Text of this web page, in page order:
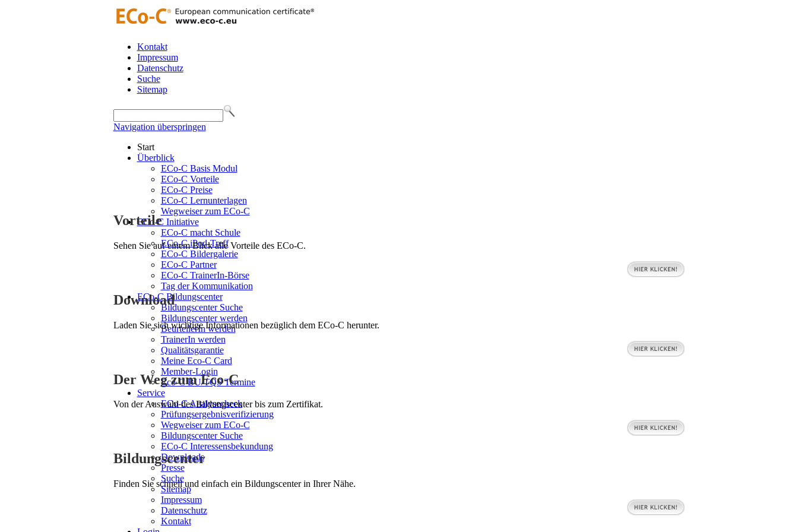
Kontakt
Impressum
Datenschutz
Suche
Sitemap
Navigation überspringen
Start
Überblick
ECo-C Basis Modul
ECo-C Vorteile
ECo-C Preise
ECo-C Lernunterlagen
Wegweiser zum ECo-C
ECo-C Initiative
ECo-C macht Schule
ECo-C iPod-Treff
ECo-C Bildergalerie
ECo-C Partner
ECo-C TrainerIn-Börse
Tag der Kommunikation
ECo-C Bildungscenter
Bildungscenter Suche
Bildungscenter werden
BeurteilerIn werden
TrainerIn werden
Qualitätsgarantie
Meine Eco-C Card
Member-Login
Eco-C BU/TQS Termine
Service
ECo-C Analysecheck
Prüfungsergebnisverifizierung
Wegweiser zum ECo-C
Bildungscenter Suche
ECo-C Interessensbekundung
Downloads
Presse
Suche
Sitemap
Impressum
Datenschutz
Kontakt
Vorteile
Sehen Sie auf einem Blick alle Vorteile des ECo-C.
Download
Laden Sie sich wichtige Informationen bezüglich dem ECo-C herunter.
Der Weg zum Eco-C
Von der Auswahl des Bildungscenter bis zum Zertifikat.
Bildungscenter
Finden Sie schnell und einfach ein Bildungscenter in Ihrer Nähe.